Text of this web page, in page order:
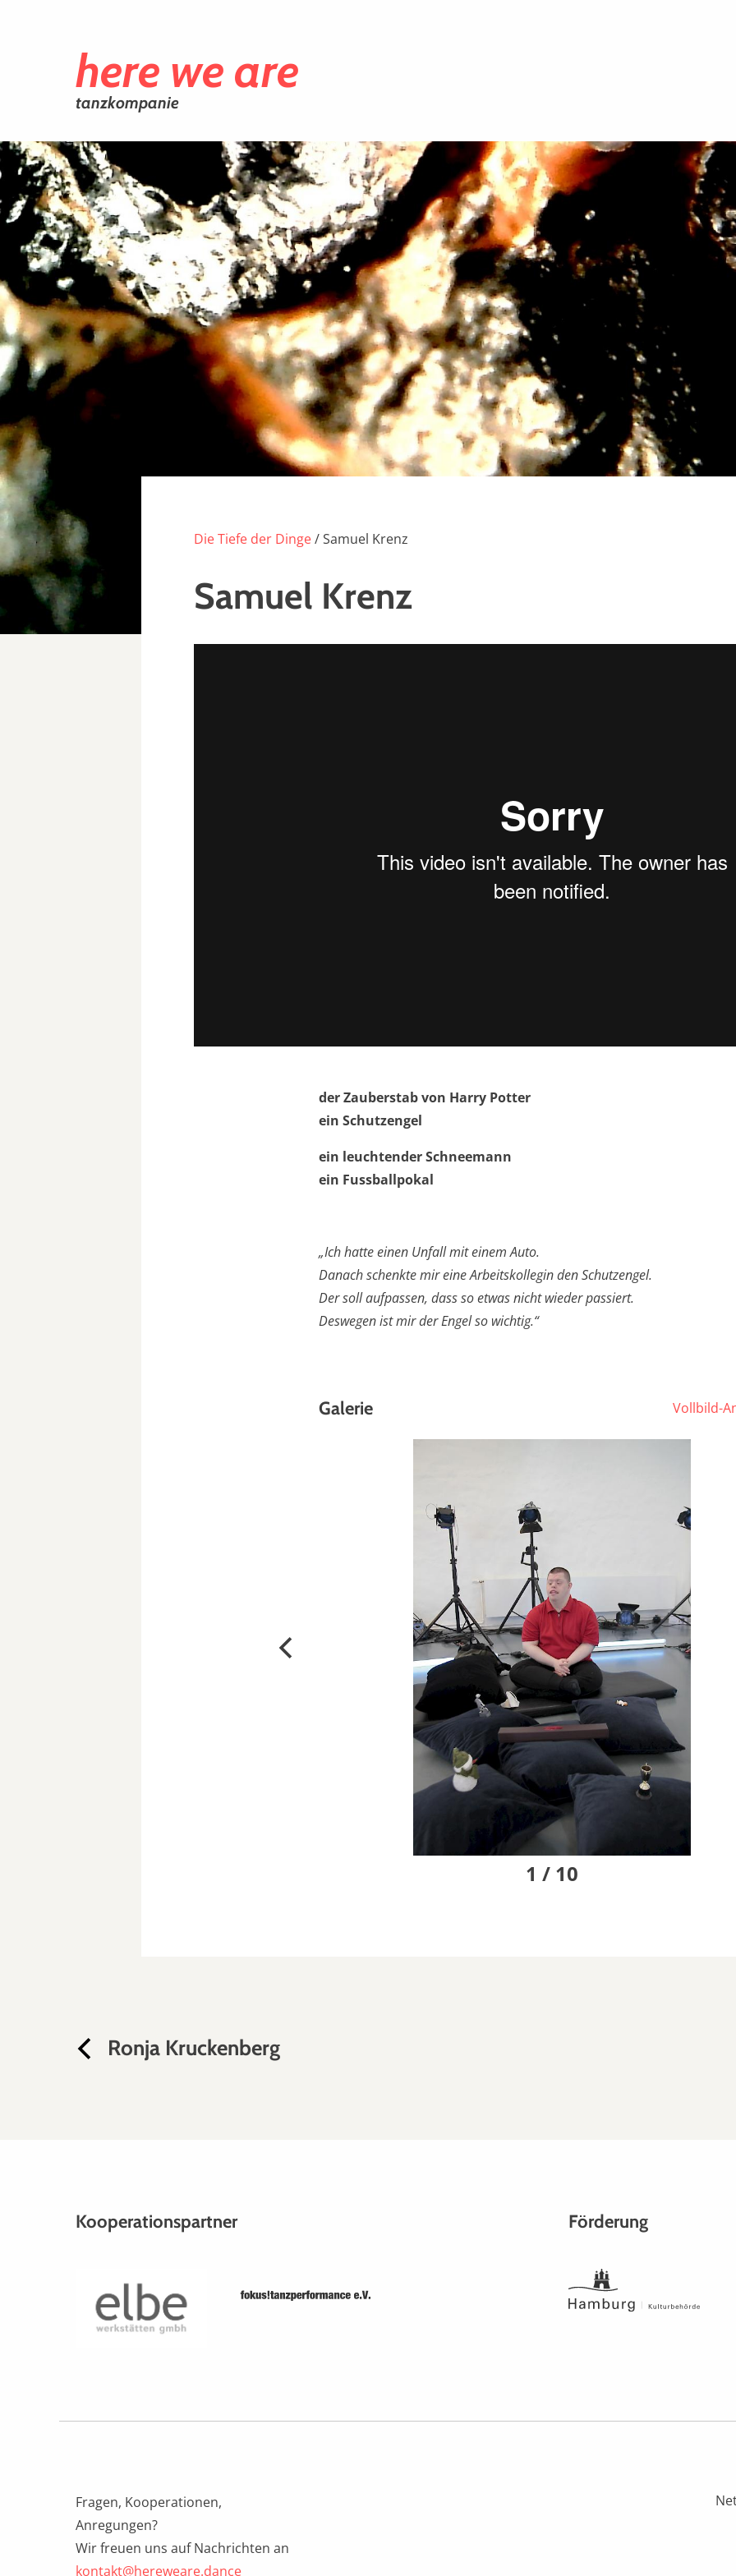
here we are
tanzkompanie
Die Tiefe der Dinge/ Samuel Krenz
Samuel Krenz
der Zauberstab von Harry Potter
ein Schutzengel
ein leuchtender Schneemann
ein Fussballpokal
„Ich hatte einen Unfall mit einem Auto.
Danach schenkte mir eine Arbeitskollegin den Schutzengel.
Der soll aufpassen, dass so etwas nicht wieder passiert.
Deswegen ist mir der Engel so wichtig.“
Galerie Vollbild-
1 / 10
Ronja Kruckenberg
Kooperationspartner Förderung
Fragen, Kooperationen,
Anregungen?
Wir freuen uns auf Nachrichten an
kontakt@hereweare.dance